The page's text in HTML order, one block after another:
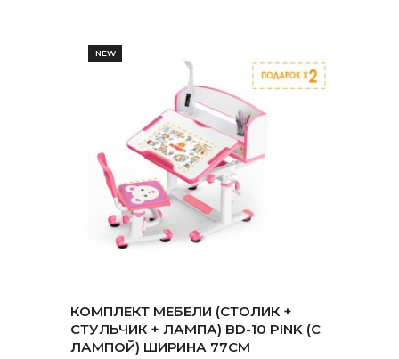
NEW
КОМПЛЕКТ МЕБЕЛИ (СТОЛИК +
СТУЛЬЧИК + ЛАМПА) BD-10 PINK (С
ЛАМПОЙ) ШИРИНА 77СМ